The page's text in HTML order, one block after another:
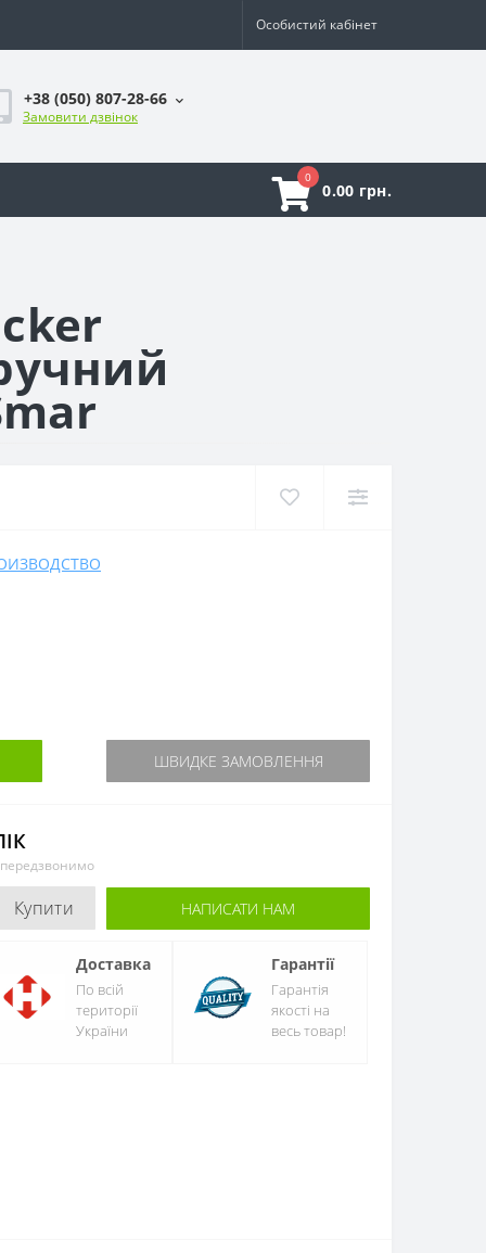
Особистий кабінет
+38 (050) 807-28-66
Замовити дзвінок
0
0.00 грн.
ШВИДКЕ ЗАМОВЛЕННЯ
Купити НАПИСАТИ НАМ
Доставка
По всій
території
України
Гарантії
Гарантія
якості на
весь товар!